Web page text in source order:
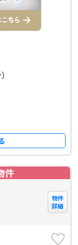
件
物件
詳細